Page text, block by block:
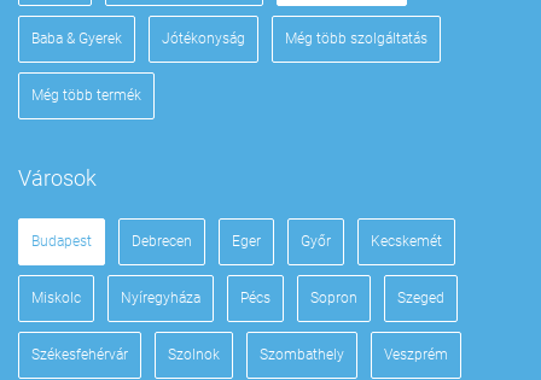
Baba & Gyerek Jótékonyság Még több szolgáltatás
Még több termék
Városok
Budapest Debrecen Eger Győr Kecskemét
Miskolc Nyíregyháza Pécs Sopron Szeged
Székesfehérvár Szolnok Szombathely Veszprém